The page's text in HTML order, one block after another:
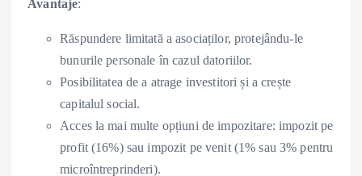
Avantaje:
Răspundere limitată a asociaților, protejându-le
bunurile personale în cazul datoriilor.
Posibilitatea de a atrage investitori și a crește
capitalul social.
Acces la mai multe opțiuni de impozitare: impozit pe
profit (16%) sau impozit pe venit (1% sau 3% pentru
microîntreprinderi).